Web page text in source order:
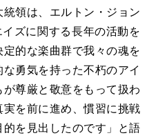
領は、エルトン・ジョン
ズに関する長年の活動を
的な楽曲群で我々の魂を
勇気を持った不朽のアイ
尊厳と敬意をもって扱わ
を前に進め、慣習に挑戦
を見出したのです」と語